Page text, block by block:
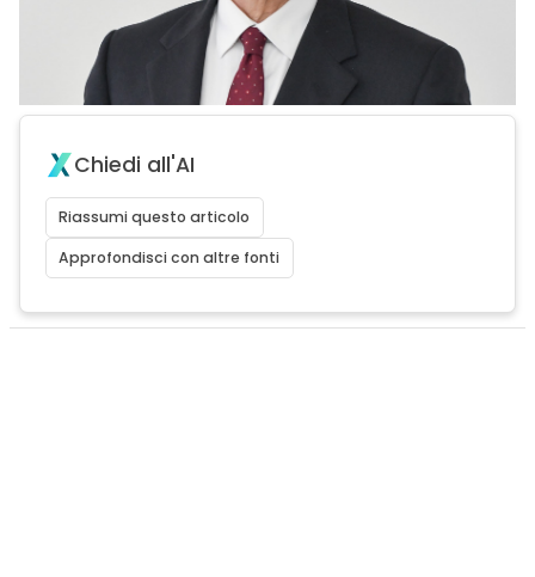
Chiedi all'AI
Riassumi questo articolo
Approfondisci con altre fonti